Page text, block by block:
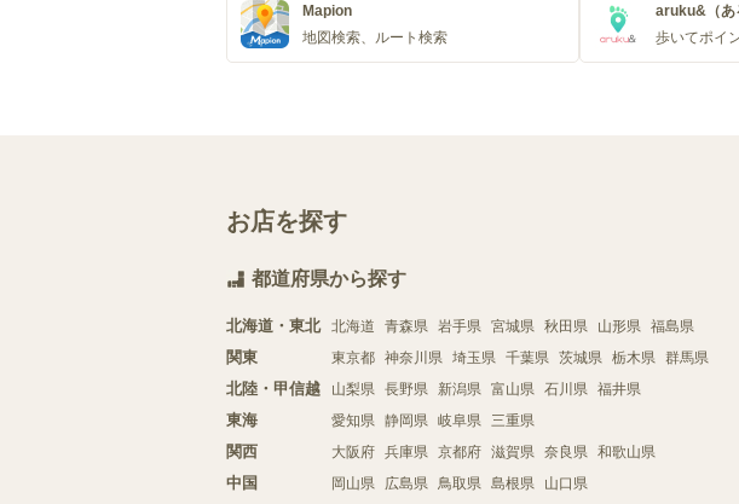
Mapion
地図検索、ルート検索
aruku&（あ
歩いてポイ
お店を探す
都道府県から探す
北海道・東北 北海道 青森県 岩手県 宮城県 秋田県 山形県 福島県
関東 東京都 神奈川県 埼玉県 千葉県 茨城県 栃木県 群馬県
北陸・甲信越 山梨県 長野県 新潟県 富山県 石川県 福井県
東海 愛知県 静岡県 岐阜県 三重県
関西 大阪府 兵庫県 京都府 滋賀県 奈良県 和歌山県
中国 岡山県 広島県 鳥取県 島根県 山口県